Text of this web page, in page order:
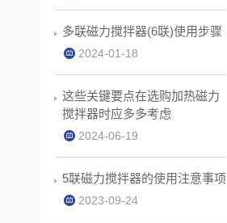
多联磁力搅拌器(6联)使用步骤
2024-01-18
这些关键要点在选购加热磁力
搅拌器时应多多考虑
2024-06-19
5联磁力搅拌器的使用注意事项
2023-09-24